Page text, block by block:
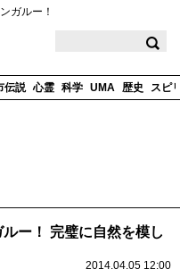
ガルー！
伝説 心霊 科学 UMA 歴史 スピ
ー！ 完璧に自然を模し
2014.04.05 12:00